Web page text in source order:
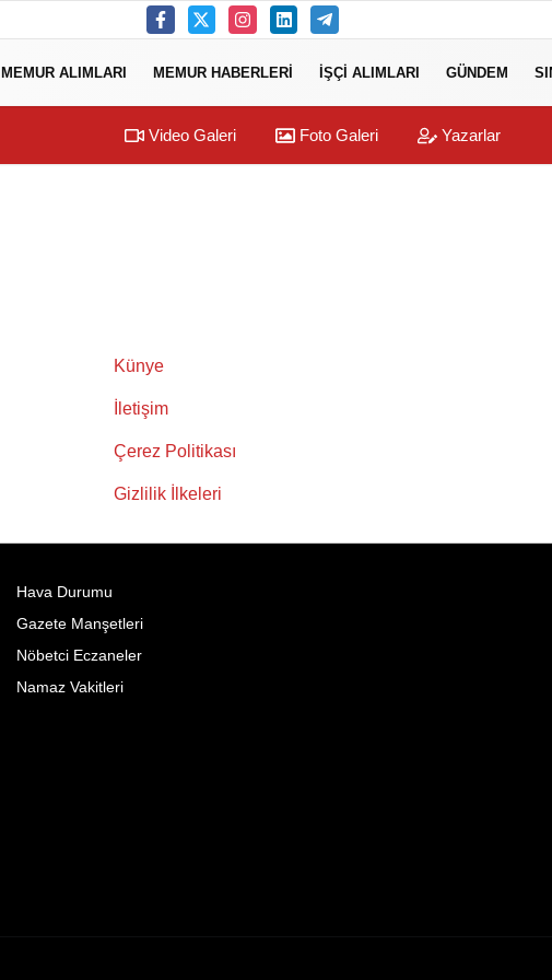
MEMUR ALIMLARI MEMUR HABERLERI İŞÇI ALIMLARI GÜNDEM
Video Galeri Foto Galeri Yazarlar
Künye
İletişim
Çerez Politikası
Gizlilik İlkeleri
Hava Durumu
Gazete Manşetleri
Nöbetci Eczaneler
Namaz Vakitleri